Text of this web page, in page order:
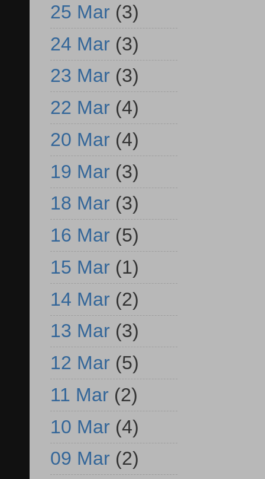
25 Mar (3)
24 Mar (3)
23 Mar (3)
22 Mar (4)
20 Mar (4)
19 Mar (3)
18 Mar (3)
16 Mar (5)
15 Mar (1)
14 Mar (2)
13 Mar (3)
12 Mar (5)
11 Mar (2)
10 Mar (4)
09 Mar (2)